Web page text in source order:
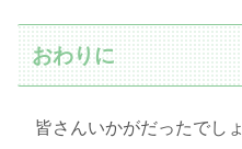
おわりに
皆さんいかがだったでし